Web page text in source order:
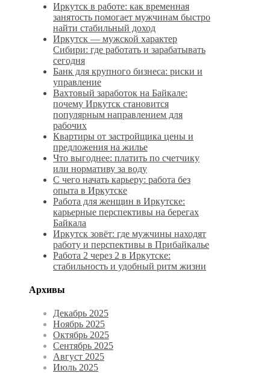
Иркутск в работе: как временная
занятость помогает мужчинам быстро
найти стабильный доход
Иркутск — мужской характер
Сибири: где работать и зарабатывать
сегодня
Банк для крупного бизнеса: риски и
управление
Вахтовый заработок на Байкале:
почему Иркутск становится
популярным направлением для
рабочих
Квартиры от застройщика цены и
предложения на жилье
Что выгоднее: платить по счетчику
или нормативу за воду
С чего начать карьеру: работа без
опыта в Иркутске
Работа для женщин в Иркутске:
карьерные перспективы на берегах
Байкала
Иркутск зовёт: где мужчины находят
работу и перспективы в Прибайкалье
Работа 2 через 2 в Иркутске:
стабильность и удобный ритм жизни
Архивы
Декабрь 2025
Ноябрь 2025
Октябрь 2025
Сентябрь 2025
Август 2025
Июль 2025